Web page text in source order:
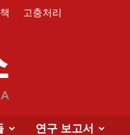
고충처리
연구 보고서